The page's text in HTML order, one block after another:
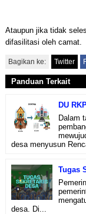
Ataupun jika tidak
difasilitasi oleh camat.
Bagikan ke: Twitter
Panduan Terkait
DU
Dalam
desa menyusun
Tugas
desa. Di...